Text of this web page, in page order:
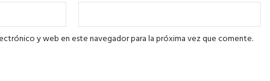
y web en este navegador para la próxima vez que comente.